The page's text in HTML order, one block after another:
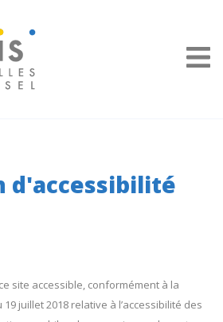
d'accessibilité
site accessible, conformément à la
juillet 2018 relative à l’accessibilité des